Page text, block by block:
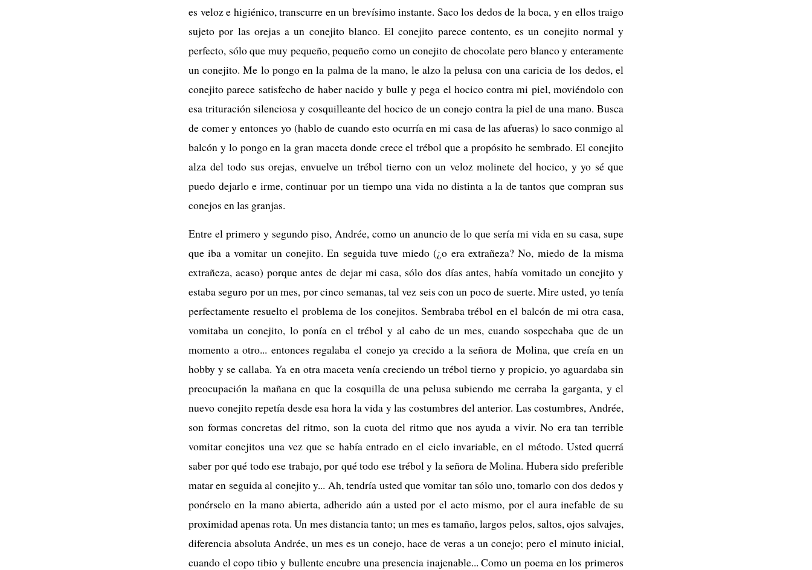
es veloz e higiénico, transcurre en un brevísimo instante. Saco los dedos de la boca, y en ellos traigo
sujeto por las orejas a un conejito blanco. El conejito parece contento, es un conejito normal y
perfecto, sólo que muy pequeño, pequeño como un conejito de chocolate pero blanco y enteramente
un conejito. Me lo pongo en la palma de la mano, le alzo la pelusa con una caricia de los dedos, el
conejito parece satisfecho de haber nacido y bulle y pega el hocico contra mi piel, moviéndolo con
esa trituración silenciosa y cosquilleante del hocico de un conejo contra la piel de una mano. Busca
de comer y entonces yo (hablo de cuando esto ocurría en mi casa de las afueras) lo saco conmigo al
balcón y lo pongo en la gran maceta donde crece el trébol que a propósito he sembrado. El conejito
alza del todo sus orejas, envuelve un trébol tierno con un veloz molinete del hocico, y yo sé que
puedo dejarlo e irme, continuar por un tiempo una vida no distinta a la de tantos que compran sus
conejos en las granjas.
Entre el primero y segundo piso, Andrée, como un anuncio de lo que sería mi vida en su casa, supe
que iba a vomitar un conejito. En seguida tuve miedo (¿o era extrañeza? No, miedo de la misma
extrañeza, acaso) porque antes de dejar mi casa, sólo dos días antes, había vomitado un conejito y
estaba seguro por un mes, por cinco semanas, tal vez seis con un poco de suerte. Mire usted, yo tenía
perfectamente resuelto el problema de los conejitos. Sembraba trébol en el balcón de mi otra casa,
vomitaba un conejito, lo ponía en el trébol y al cabo de un mes, cuando sospechaba que de un
momento a otro... entonces regalaba el conejo ya crecido a la señora de Molina, que creía en un
hobby y se callaba. Ya en otra maceta venía creciendo un trébol tierno y propicio, yo aguardaba sin
preocupación la mañana en que la cosquilla de una pelusa subiendo me cerraba la garganta, y el
nuevo conejito repetía desde esa hora la vida y las costumbres del anterior. Las costumbres, Andrée,
son formas concretas del ritmo, son la cuota del ritmo que nos ayuda a vivir. No era tan terrible
vomitar conejitos una vez que se había entrado en el ciclo invariable, en el método. Usted querrá
saber por qué todo ese trabajo, por qué todo ese trébol y la señora de Molina. Hubera sido preferible
matar en seguida al conejito y... Ah, tendría usted que vomitar tan sólo uno, tomarlo con dos dedos y
ponérselo en la mano abierta, adherido aún a usted por el acto mismo, por el aura inefable de su
proximidad apenas rota. Un mes distancia tanto; un mes es tamaño, largos pelos, saltos, ojos salvajes,
diferencia absoluta Andrée, un mes es un conejo, hace de veras a un conejo; pero el minuto inicial,
cuando el copo tibio y bullente encubre una presencia inajenable... Como un poema en los primeros